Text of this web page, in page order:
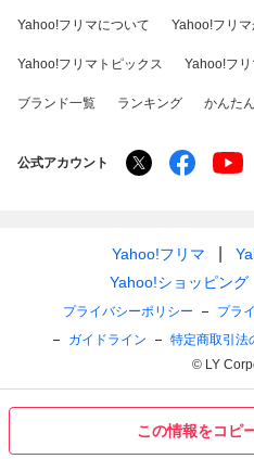
この情報をコピ
Yahoo!フリマについて Yahoo!フリ
Yahoo!フリマトピックス Yahoo!フ
ブランド一覧 ランキング かんた
公式アカウント
Yahoo!フリマ
Yahoo!ショッピング
プライバシーポリシー プラ
ガイドライン
特定商取引法
© LY